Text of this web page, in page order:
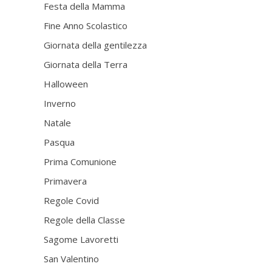
Festa della Mamma
Fine Anno Scolastico
Giornata della gentilezza
Giornata della Terra
Halloween
Inverno
Natale
Pasqua
Prima Comunione
Primavera
Regole Covid
Regole della Classe
Sagome Lavoretti
San Valentino